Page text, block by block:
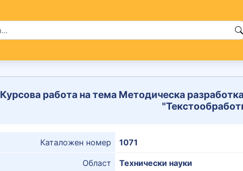
Курсова работа на тема Методическа
Каталожен номер 1071
Област Технически науки